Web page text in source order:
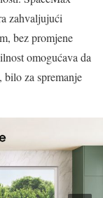
zahvaljujući
bez promjene
omogućava da
bilo za spremanje